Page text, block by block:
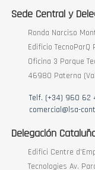
Sede Central y
Ronda Narciso
Edificio TecnoParQ
Oficina 3 Parque
46980 Paterna
Telf. (+34) 960 62
comercial@lsa-
Delegación
Edifici Centre
Tecnologies Av.